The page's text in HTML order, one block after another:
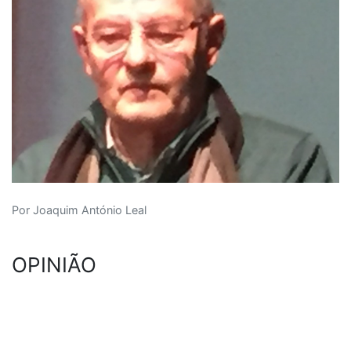
Por Joaquim António Leal
OPINIÃO